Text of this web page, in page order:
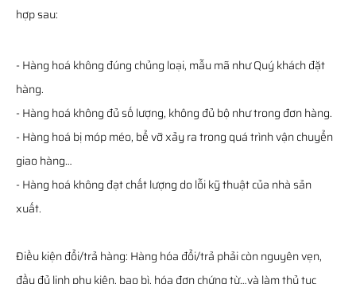
hợp sau:
- Hàng hoá không đúng chủng loại, mẫu mã như Quý khách đặt
hàng.
- Hàng hoá không đủ số lượng, không đủ bộ như trong đơn hàng.
- Hàng hoá bị móp méo, bể vỡ xảy ra trong quá trình vận chuyển
giao hàng…
- Hàng hoá không đạt chất lượng do lỗi kỹ thuật của nhà sản
xuất.
Điều kiện đổi/trả hàng: Hàng hóa đổi/trả phải còn nguyên vẹn,
đầy đủ linh phụ kiện, bao bì, hóa đơn chứng từ…và làm thủ tục